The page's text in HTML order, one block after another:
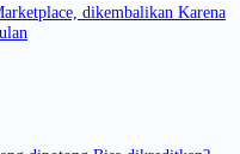
dikembalikan Karena